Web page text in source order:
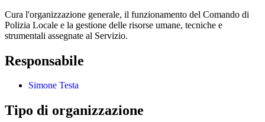
Cura l'organizzazione generale, il funzionamento del Comando di
Polizia Locale e la gestione delle risorse umane, tecniche e
strumentali assegnate al Servizio.
Responsabile
Simone Testa
Tipo di organizzazione